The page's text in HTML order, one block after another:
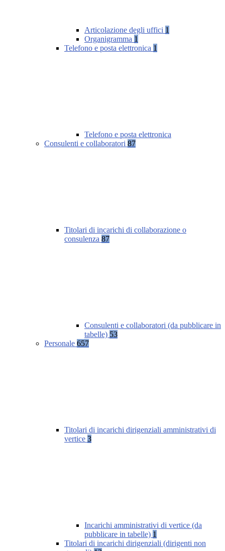
Articolazione degli uffici 1
Organigramma 1
Telefono e posta elettronica 1
Telefono e posta elettronica
Consulenti e collaboratori 87
Titolari di incarichi di collaborazione o
consulenza 87
Consulenti e collaboratori (da pubblicare in
tabelle) 53
Personale 657
Titolari di incarichi dirigenziali amministrativi di
vertice 3
Incarichi amministrativi di vertice (da
pubblicare in tabelle) 1
Titolari di incarichi dirigenziali (dirigenti non